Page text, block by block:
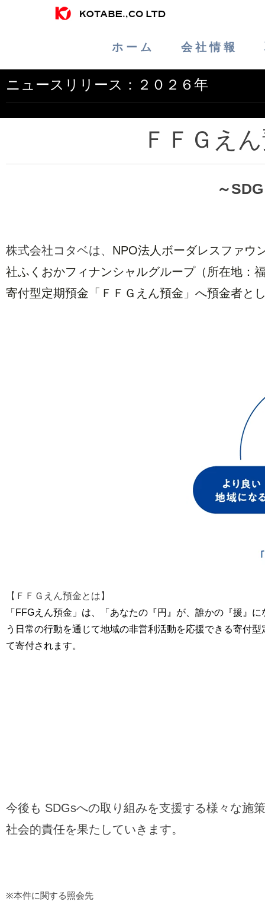
ホ ー ム 会 社 情 報
ニュースリリース：２０２６年
ＦＦＧえ
～
株式会社コタベは、 NPO法人ボーダレスファウ
社ふくおかフィナンシャルグループ（所在地：
寄付型定期預金「ＦＦＧえん預金」へ預金者と
【ＦＦＧえん預金とは】
「FFGえん預金」は、「あなたの『円』が、誰かの『援』
う日常の行動を通じて地域の非営利活動を応援できる寄付型
て寄付されます。
今後も SDGsへの取り組みを支援する様々な施
社会的責任を果たしていきます。
※本件に関する照会先